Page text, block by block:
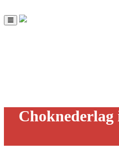
Toggle
navigation